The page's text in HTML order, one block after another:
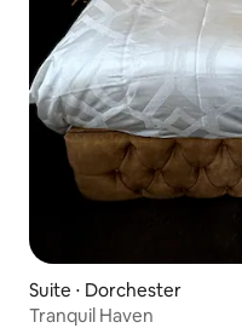
Suite ⋅ Dorchester
Tranquil Haven